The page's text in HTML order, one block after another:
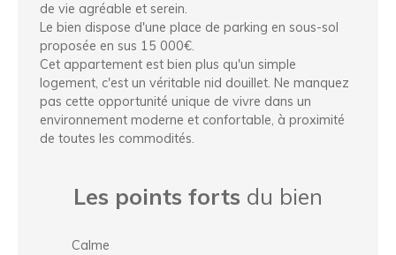
de vie agréable et serein.
Le bien dispose d'une place de parking en sous-sol
proposée en sus 15 000€.
Cet appartement est bien plus qu'un simple
logement, c'est un véritable nid douillet. Ne manquez
pas cette opportunité unique de vivre dans un
environnement moderne et confortable, à proximité
de toutes les commodités.
Les points forts du bien
Calme